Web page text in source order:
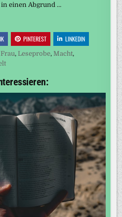
in einen Abgrund …
PINTEREST LINKEDIN
Frau, Leseprobe, Macht,